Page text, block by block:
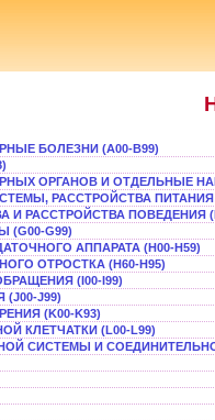
БОЛЕЗНИ (А00-В99)
ОРГАНОВ И ОТДЕЛЬНЫЕ
РАССТРОЙСТВА
И РАССТРОЙСТВА ПОВЕДЕНИЯ
G99)
АППАРАТА (Н00-Н59)
ОТРОСТКА (H60-H95)
(I00-I99)
J99)
(K00-K93)
КЛЕТЧАТКИ (L00-L99)
СИСТЕМЫ И